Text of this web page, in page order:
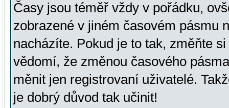
Časy jsou téměř vždy v pořádku,
zobrazené v jiném časovém pásmu
nacházíte. Pokud je to tak, změňte
vědomí, že změnou časového
měnit jen registrovaní uživatelé.
je dobrý důvod tak učinit!